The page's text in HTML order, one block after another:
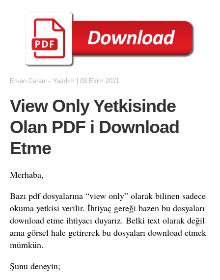
Erkan Ceran -- Yazılım 09 Ekim 2021
View Only Yetkisinde
Olan PDF i Download
Etme
Merhaba,
Bazı pdf dosyalarına “view only” olarak bilinen sadece
okuma yetkisi verilir. İhtiyaç gereği bazen bu dosyaları
download etme ihtiyacı duyarız. Belki text olarak değil
ama görsel hale getirerek bu dosyaları download etmek
mümkün.
Şunu deneyin;